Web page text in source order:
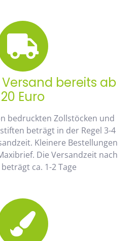
bereits ab
20 Euro
bedruckten Zollstöcken und
beträgt in der Regel 3-4
Kleinere Bestellungen
Die Versandzeit nach
ca. 1-2 Tage